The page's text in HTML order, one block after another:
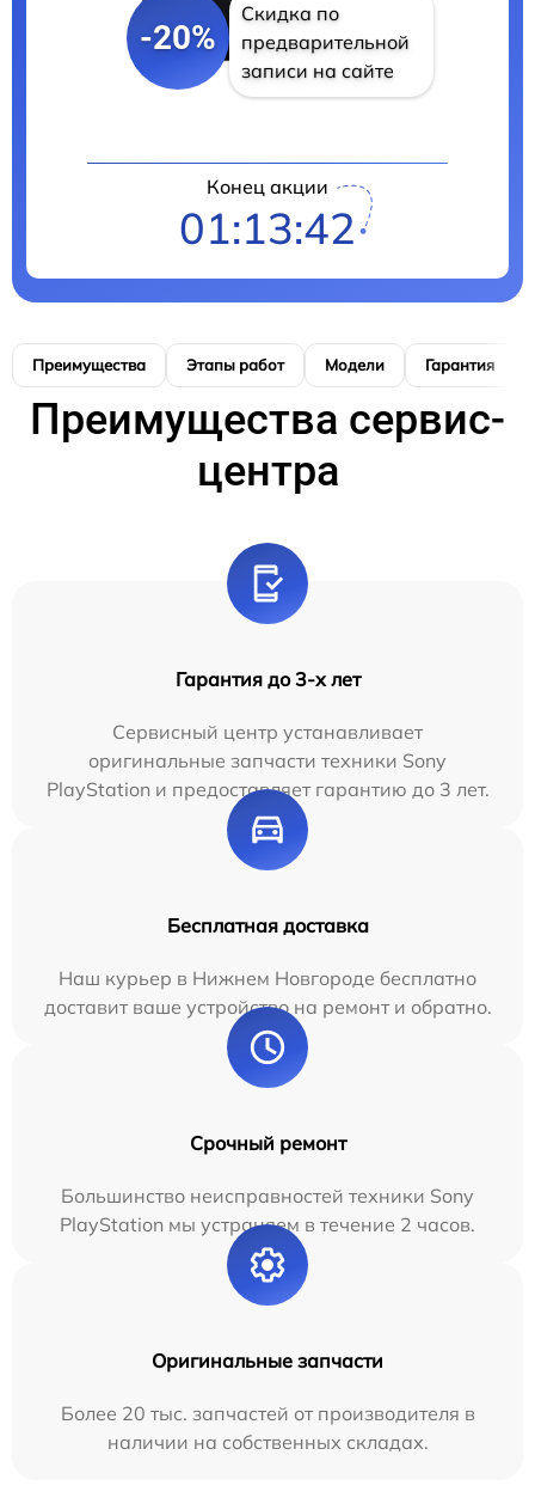
-20%
Скидка по
предварительной
записи на сайте
Конец акции
01:13:41
Преимущества Этапы работ Модели Гарантия
Преимущества сервис-
центра
Гарантия до 3-х лет
Сервисный центр устанавливает
оригинальные запчасти техники Sony
PlayStation и предоставляет гарантию до 3 лет.
Бесплатная доставка
Наш курьер в Нижнем Новгороде бесплатно
доставит ваше устройство на ремонт и обратно.
Срочный ремонт
Большинство неисправностей техники Sony
PlayStation мы устраняем в течение 2 часов.
Оригинальные запчасти
Более 20 тыс. запчастей от производителя в
наличии на собственных складах.